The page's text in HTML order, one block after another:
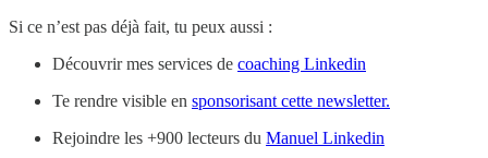
Si ce n’est pas déjà fait, tu peux aussi :
Découvrir mes services de coaching Linkedin
Te rendre visible en sponsorisant cette newsletter.
Rejoindre les +900 lecteurs du Manuel Linkedin